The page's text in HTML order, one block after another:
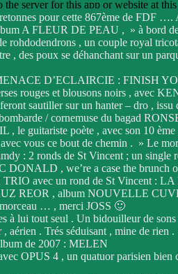
pour cette 867ème de FDF
A FLEUR DE PEAU , » à bord
rohdodendrons , un couple royal
, des poux se déhanchant sur un
D’ECLAIRCIE : FINISH
rouges et blousons noirs , avec
sautiller sur un hanter – dro ,
/ cornemuse du bagad
, le guitariste poète , avec son 10
avec vous ce bout de chemin . » Le
: 2 ronds de St Vincent ; un single
DONALD , we’re a case the brunch
TRIO avec un rond de St Vincent :
REOR , album NOUVELLE
… , merci JOSS 🙂
à lui tout seul . Un bidouilleur de
aérien . Trés séduisant , mine de
de 2007 : MELEN
OPUS 4 , un quatuor parisien